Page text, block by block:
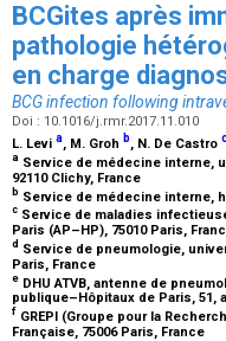
BCGites après
pathologie
en charge
BCG infection following
Doi : 10.1016/j.rmr.2017.11.010
L. Levi a, M. Groh b, N. De Castro
a Service de médecine interne,
92110 Clichy, France
b Service de médecine interne,
c Service de maladies
Paris (AP–HP), 75010 Paris,
d Service de pneumologie,
Paris, France
e DHU ATVB, antenne de
publique–Hôpitaux de Paris, 51,
f GREPI (Groupe pour la
Française, 75006 Paris, France